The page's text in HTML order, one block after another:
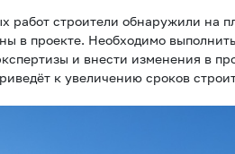
работ строители обнаружили на
в проекте. Необходимо
и внести изменения в
к увеличению сроков